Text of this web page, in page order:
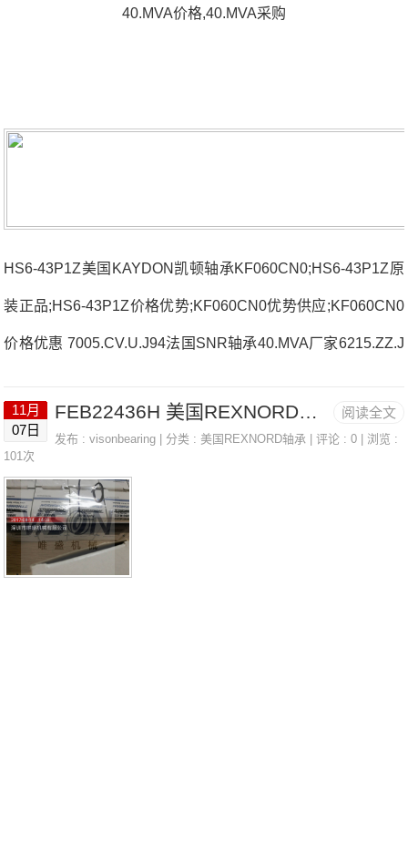
40.MVA价格,40.MVA采购
HS6-43P1Z美国KAYDON凯顿轴承KF060CN0;HS6-43P1Z原
装正品;HS6-43P1Z价格优势;KF060CN0优势供应;KF060CN0
价格优惠 7005.CV.U.J94法国SNR轴承40.MVA厂家6215.ZZ.J
2213.EAW33C3法国SNR轴承40.MVA参数40.MVA价格,40.M
VA采购 热销型号推荐：40.MVA，FEB22436H HS6-43P1
Z，P4BE300-SRB-CRE热销品牌推荐：NU.313E.G15J30UK
SP.206.H.N40.MVA40.MVA价格,40.MVA采购40.MVA价格,
阅读全文
11月
07日
FEB22436H 美国REXNORD带座轴承 3215
发布 :visonbearing | 分类 :美国REXNORD轴承 | 评论 : 0 | 浏览 :
101次